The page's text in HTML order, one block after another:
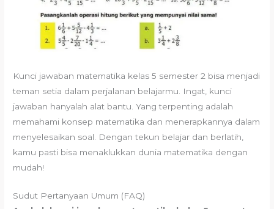
Kunci jawaban matematika kelas 5 semester 2 bisa menjadi
teman setia dalam perjalanan belajarmu. Ingat, kunci
jawaban hanyalah alat bantu. Yang terpenting adalah
memahami konsep matematika dan menerapkannya dalam
menyelesaikan soal. Dengan tekun belajar dan berlatih,
kamu pasti bisa menaklukkan dunia matematika dengan
mudah!
Sudut Pertanyaan Umum (FAQ)